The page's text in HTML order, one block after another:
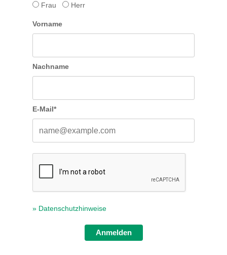
Frau
Herr
Vorname
Nachname
E-Mail*
» Datenschutzhinweise
Anmelden